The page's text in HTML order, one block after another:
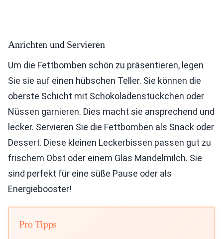
Anrichten und Servieren
Um die Fettbomben schön zu präsentieren, legen
Sie sie auf einen hübschen Teller. Sie können die
oberste Schicht mit Schokoladenstückchen oder
Nüssen garnieren. Dies macht sie ansprechend und
lecker. Servieren Sie die Fettbomben als Snack oder
Dessert. Diese kleinen Leckerbissen passen gut zu
frischem Obst oder einem Glas Mandelmilch. Sie
sind perfekt für eine süße Pause oder als
Energiebooster!
Pro Tipps